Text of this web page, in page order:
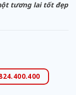
tương lai tốt đẹp